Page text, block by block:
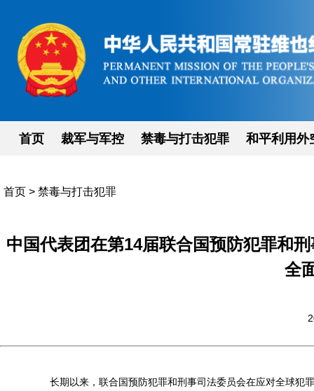
首页 裁军与军控 禁毒与打击犯罪 和平利用外
首页 > 禁毒与打击犯罪
中国代表团在第14届联合国预防犯罪和
全
长期以来，联合国预防犯罪和刑事司法委员会在应对全球犯